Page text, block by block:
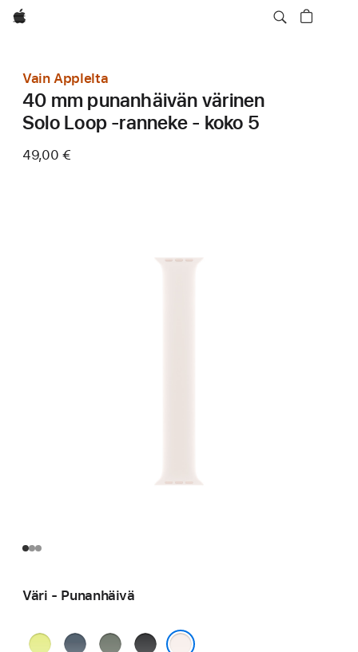
Apple
Vain Applelta
40 mm punanhäivän värinen
Solo Loop ‑ranneke - koko 5
49,00 €
Väri - Punan­häivä
Neonkeltainen
Ankkurinsininen
Vihreänharmaa
Musta